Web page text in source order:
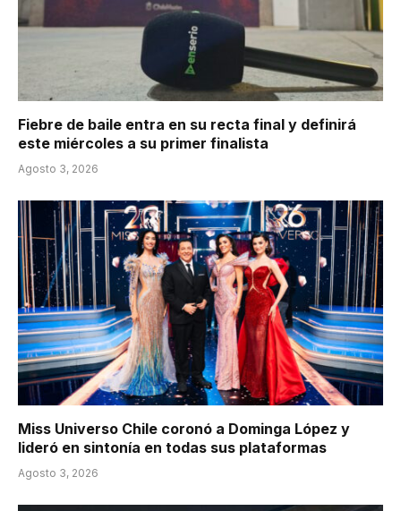
Fiebre de baile entra en su recta final y definirá
este miércoles a su primer finalista
Agosto 3, 2026
Miss Universo Chile coronó a Dominga López y
lideró en sintonía en todas sus plataformas
Agosto 3, 2026